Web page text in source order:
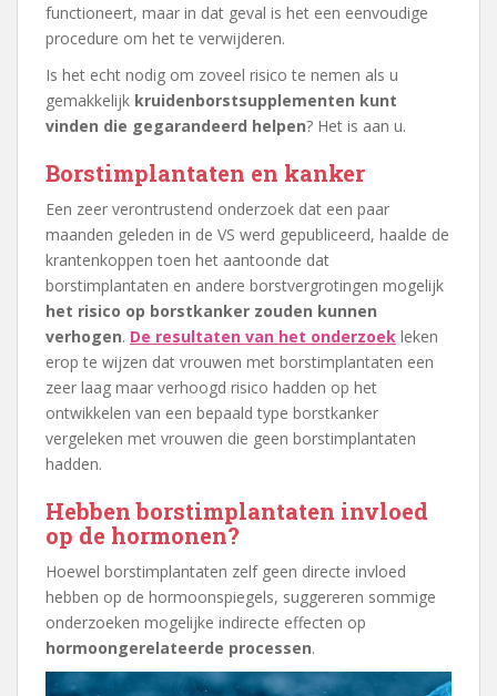
functioneert, maar in dat geval is het een eenvoudige
procedure om het te verwijderen.
Is het echt nodig om zoveel risico te nemen als u
gemakkelijk kruidenborstsupplementen kunt
vinden die gegarandeerd helpen? Het is aan u.
Borstimplantaten en kanker
Een zeer verontrustend onderzoek dat een paar
maanden geleden in de VS werd gepubliceerd, haalde de
krantenkoppen toen het aantoonde dat
borstimplantaten en andere borstvergrotingen mogelijk
het risico op borstkanker zouden kunnen
verhogen. De resultaten van het onderzoek leken
erop te wijzen dat vrouwen met borstimplantaten een
zeer laag maar verhoogd risico hadden op het
ontwikkelen van een bepaald type borstkanker
vergeleken met vrouwen die geen borstimplantaten
hadden.
Hebben borstimplantaten invloed
op de hormonen?
Hoewel borstimplantaten zelf geen directe invloed
hebben op de hormoonspiegels, suggereren sommige
onderzoeken mogelijke indirecte effecten op
hormoongerelateerde processen.